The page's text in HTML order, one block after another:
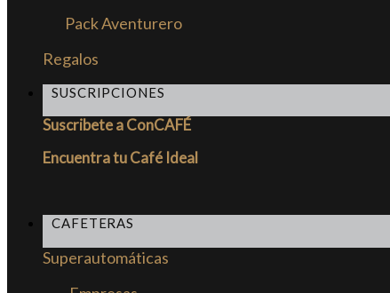
Pack Aventurero
Regalos
SUSCRIPCIONES
Suscribete a ConCAFÉ
Encuentra tu Café Ideal
CAFETERAS
Superautomáticas